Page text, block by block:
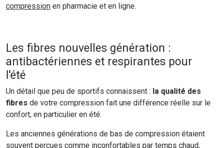
compression en pharmacie et en ligne.
Les fibres nouvelles génération :
antibactériennes et respirantes pour
l'été
Un détail que peu de sportifs connaissent : la qualité des
fibres de votre compression fait une différence réelle sur le
confort, en particulier en été.
Les anciennes générations de bas de compression étaient
souvent perçues comme inconfortables par temps chaud,